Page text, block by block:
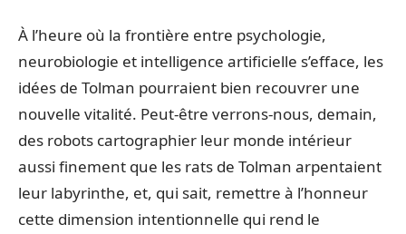
À l’heure où la frontière entre psychologie,
neurobiologie et intelligence artificielle s’efface, les
idées de Tolman pourraient bien recouvrer une
nouvelle vitalité. Peut-être verrons-nous, demain,
des robots cartographier leur monde intérieur
aussi finement que les rats de Tolman arpentaient
leur labyrinthe, et, qui sait, remettre à l’honneur
cette dimension intentionnelle qui rend le